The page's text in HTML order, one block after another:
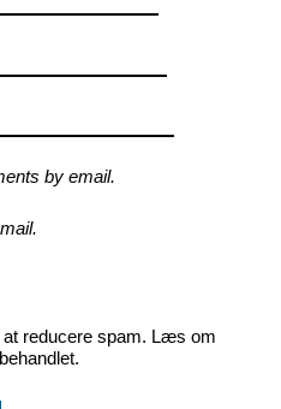
by email.
reducere spam. Læs om
.